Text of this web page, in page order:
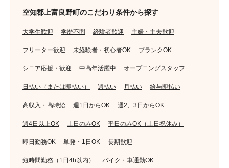
空知郡上富良野町のこだわり条件から探す
大学生歓迎 学歴不問 経験者歓迎 主婦・主夫歓迎
フリーター歓迎 未経験者・初心者OK ブランクOK
シニア応援・歓迎 中高年活躍中 オープニングスタッフ
日払い（または即払い） 週払い 月払い 給与即払い
高収入・高時給 週1日からOK 週2、3日からOK
週4日以上OK 土日のみOK 平日のみOK（土日祝休み）
即日勤務OK 単発・1日OK 長期歓迎
短時間勤務（1日4h以内） バイク・車通勤OK